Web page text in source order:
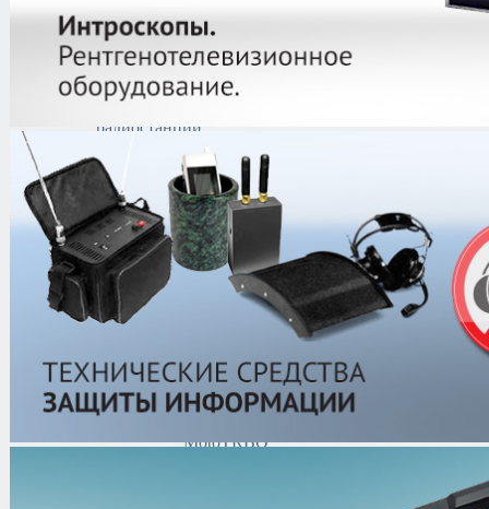
Металлодетекторы
Полиграфы
Противокражные системы
Рации и Аксессуары
Профессиональные
радиостанции
Аргут
Kenwood
MotoTRBO
Аккумуляторные
батареи
MotoTRBO
Гарнитуры
MotoTRBO
MotoTRBO
ПО
MotoTRBO
MotoTRBO